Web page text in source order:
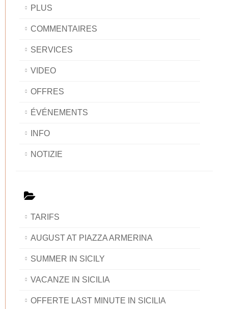
PLUS
COMMENTAIRES
SERVICES
VIDEO
OFFRES
ÉVÉNEMENTS
INFO
NOTIZIE
TARIFS
AUGUST AT PIAZZA ARMERINA
SUMMER IN SICILY
VACANZE IN SICILIA
OFFERTE LAST MINUTE IN SICILIA